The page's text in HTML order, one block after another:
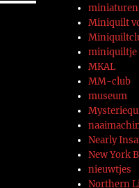
miniaturen
Miniquilt
miniquiltje
MKAL
MM-club
museum
Nearly
New York
nieuwtjes
Northern